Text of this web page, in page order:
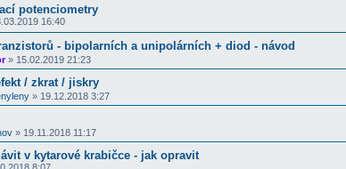
potenciometry
16:40
- bipolarních a unipolárních + diod - návod
» 15.02.2019 21:23
/ zkrat / jiskry
» 19.12.2018 3:27
» 19.11.2018 11:17
v kytarové krabičce - jak opravit